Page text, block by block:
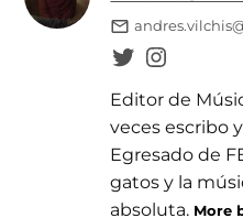
Editor de
veces escribo
Egresado de
gatos y la
absoluta. More